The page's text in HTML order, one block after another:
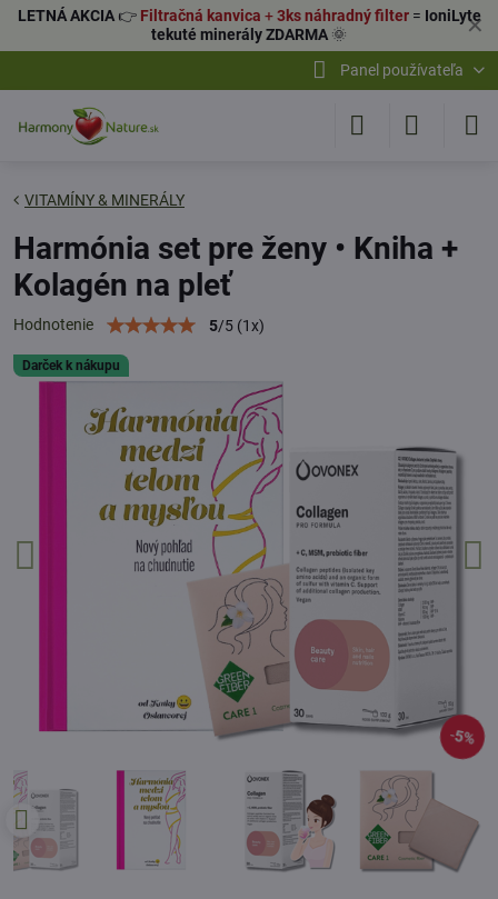
✕
LETNÁ AKCIA👉 Filtračná kanvica +3ks náhradný filter= IoniLyte
tekuté minerály ZDARMA 🌞
Panel používateľa
Darček k nákupu
5%
VITAMÍNY & MINERÁLY
Harmónia set pre ženy • Kniha +
Kolagén na pleť
Hodnotenie 5/5 (1x)